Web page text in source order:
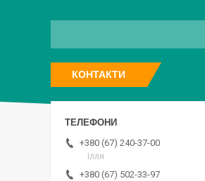
КОНТАКТИ
+380 (67) 240-37-00
Ілля
+380 (67) 502-33-97